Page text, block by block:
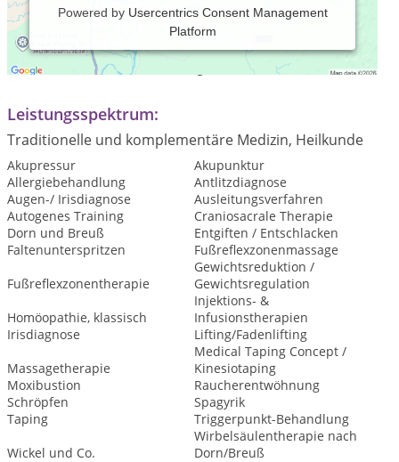
Powered by Usercentrics Consent Management
Platform
Praxiszeiten:
nach telefonischer Vereinbarung
Leistungsspektrum:
Traditionelle und komplementäre Medizin, Heilkunde
Akupressur
Akupunktur
Allergiebehandlung
Antlitzdiagnose
Augen-/ Irisdiagnose
Ausleitungsverfahren
Autogenes Training
Craniosacrale Therapie
Dorn und Breuß
Entgiften / Entschlacken
Faltenunterspritzen
Fußreflexzonenmassage
Fußreflexzonentherapie
Gewichtsreduktion /
Gewichtsregulation
Homöopathie, klassisch
Injektions- &
Infusionstherapien
Irisdiagnose
Lifting/Fadenlifting
Massagetherapie
Medical Taping Concept /
Kinesiotaping
Moxibustion
Raucherentwöhnung
Schröpfen
Spagyrik
Taping
Triggerpunkt-Behandlung
Wickel und Co.
Wirbelsäulentherapie nach
Dorn/Breuß